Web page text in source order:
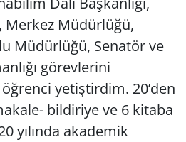
Merkez Müdürlüğü,
Müdürlüğü, Senatör ve
görevlerini
yetiştirdim. 20’den
bildiriye ve 6 kitaba
yılında akademik